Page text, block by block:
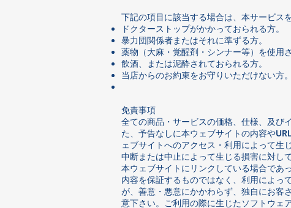
下記の項目に該当する場合は、本サービス
ドクターストップがかかっておられる方。
暴力団関係者またはそれに準ずる方。
薬物（大麻・覚醒剤・シンナー等）を使用
飲酒、または泥酔されておられる方。
当店からのお約束をお守りいただけない方。
免責事項
全ての商品・サービスの価格、仕様、及び
た、予告なしに本ウェブサイトの内容や
ェブサイトへのアクセス・利用によって生
中断または中止によって生じる損害に対し
本ウェブサイトにリンクしている場合であ
内容を保証するものではなく、利用によっ
が、善意・悪意にかかわらず、独自にお客
意下さい。ご利用の際に生じたソフトウェ